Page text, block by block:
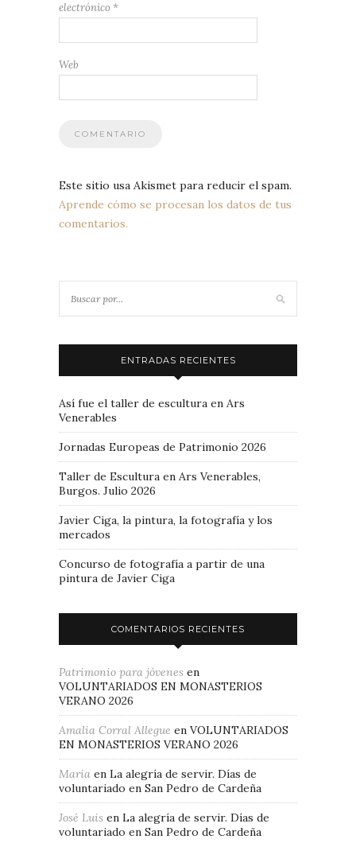
electrónico *
Web
Este sitio usa Akismet para reducir el spam.
Aprende cómo se procesan los datos de tus
comentarios.
ENTRADAS RECIENTES
Así fue el taller de escultura en Ars
Venerables
Jornadas Europeas de Patrimonio 2026
Taller de Escultura en Ars Venerables,
Burgos. Julio 2026
Javier Ciga, la pintura, la fotografía y los
mercados
Concurso de fotografía a partir de una
pintura de Javier Ciga
COMENTARIOS RECIENTES
Patrimonio para jóvenes en
VOLUNTARIADOS EN MONASTERIOS
VERANO 2026
Amalia Corral Allegue en VOLUNTARIADOS
EN MONASTERIOS VERANO 2026
Maria en La alegría de servir. Días de
voluntariado en San Pedro de Cardeña
José Luis en La alegría de servir. Días de
voluntariado en San Pedro de Cardeña